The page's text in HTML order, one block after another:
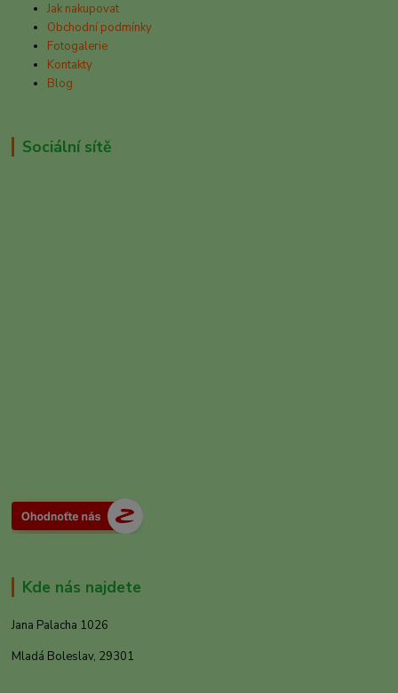
Jak nakupovat
Obchodní podmínky
Fotogalerie
Kontakty
Blog
Sociální sítě
Kde nás najdete
Jana Palacha 1026
Mladá Boleslav, 29301